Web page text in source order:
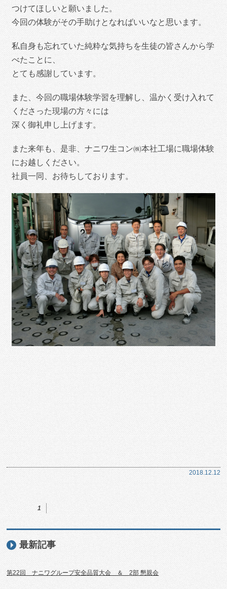
つけてほしいと願いました。
今回の体験がその手助けとなればいいなと思います。
私自身も忘れていた純粋な気持ちを生徒の皆さんから学
べたことに、
とても感謝しています。
また、今回の職場体験学習を理解し、温かく受け入れて
くださった現場の方々には
深く御礼申し上げます。
また来年も、是非、ナニワ生コン㈱本社工場に職場体験
にお越しください。
社員一同、お待ちしております。
2018.12.12
1
最新記事
第22回 ナニワグループ安全品質大会 ＆ 2部 懇親会